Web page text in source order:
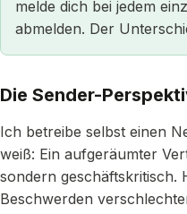
melde dich bei jedem
abmelden. Der
Die Sender-
Ich betreibe selbst einen
weiß: Ein aufgeräumter
sondern geschäftskritisch.
Beschwerden